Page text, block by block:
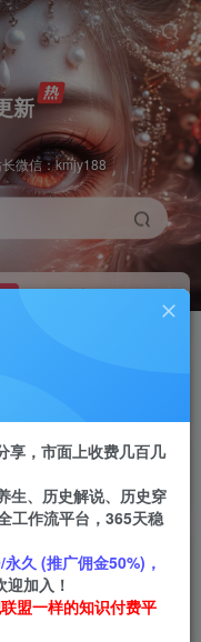
新
微信：kmjy188
工作流主页
享，市面上收费几百几
生、历史解说、历史穿
工作流平台，365天稳
久 (推广佣金50%)，
加入！
盟一样的知识付费平